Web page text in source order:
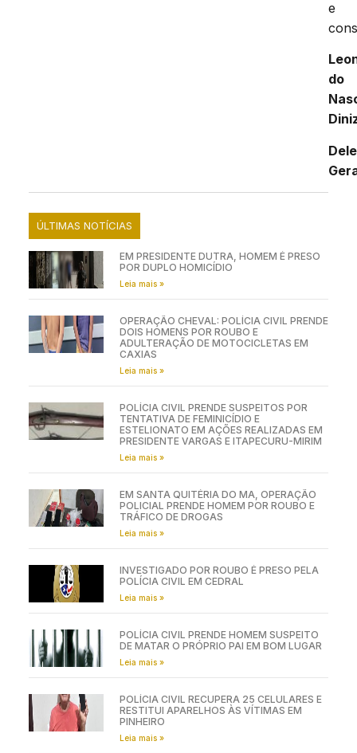
e
do
ÚLTIMAS NOTÍCIAS
EM PRESIDENTE DUTRA, HOMEM É PRESO
POR DUPLO HOMICÍDIO
Leia mais »
OPERAÇÃO CHEVAL: POLÍCIA CIVIL PRENDE
DOIS HOMENS POR ROUBO E
ADULTERAÇÃO DE MOTOCICLETAS EM
CAXIAS
Leia mais »
POLÍCIA CIVIL PRENDE SUSPEITOS POR
TENTATIVA DE FEMINICÍDIO E
ESTELIONATO EM AÇÕES REALIZADAS EM
PRESIDENTE VARGAS E ITAPECURU-MIRIM
Leia mais »
EM SANTA QUITÉRIA DO MA, OPERAÇÃO
POLICIAL PRENDE HOMEM POR ROUBO E
TRÁFICO DE DROGAS
Leia mais »
INVESTIGADO POR ROUBO É PRESO PELA
POLÍCIA CIVIL EM CEDRAL
Leia mais »
POLÍCIA CIVIL PRENDE HOMEM SUSPEITO
DE MATAR O PRÓPRIO PAI EM BOM LUGAR
Leia mais »
POLÍCIA CIVIL RECUPERA 25 CELULARES E
RESTITUI APARELHOS ÀS VÍTIMAS EM
PINHEIRO
Leia mais »